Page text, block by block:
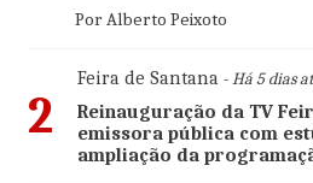
Por Alberto Peixoto
2
Feira de Santana- Há 5 dias
Reinauguração da TV
emissora pública com
ampliação da